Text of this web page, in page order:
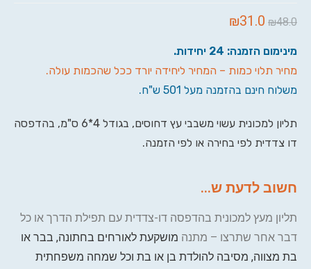
₪48.0
₪31.0
מינימום הזמנה: 24 יחידות.
מחיר תלוי כמות – המחיר ליחידה יורד ככל שהכמות עולה.
משלוח חינם בהזמנה מעל 501 ש"ח.
תליון למכונית עשוי משבבי עץ דחוסים, בגודל 4*6 ס"מ, בהדפסה
דו צדדית לפי בחירה או לפי הזמנה.
חשוב לדעת ש...
תליון מעץ למכונית בהדפסה דו-צדדית עם תפילת הדרך או כל
דבר אחר שתרצו – מתנה מושקעת לאורחים בחתונה, בבר או
בת מצווה, מסיבה להולדת בן או בת וכל שמחה משפחתית